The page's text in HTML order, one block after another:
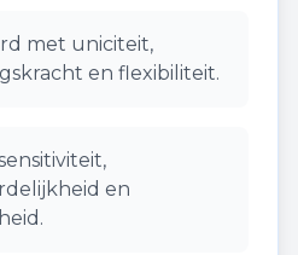
met uniciteit,
en flexibiliteit.
en